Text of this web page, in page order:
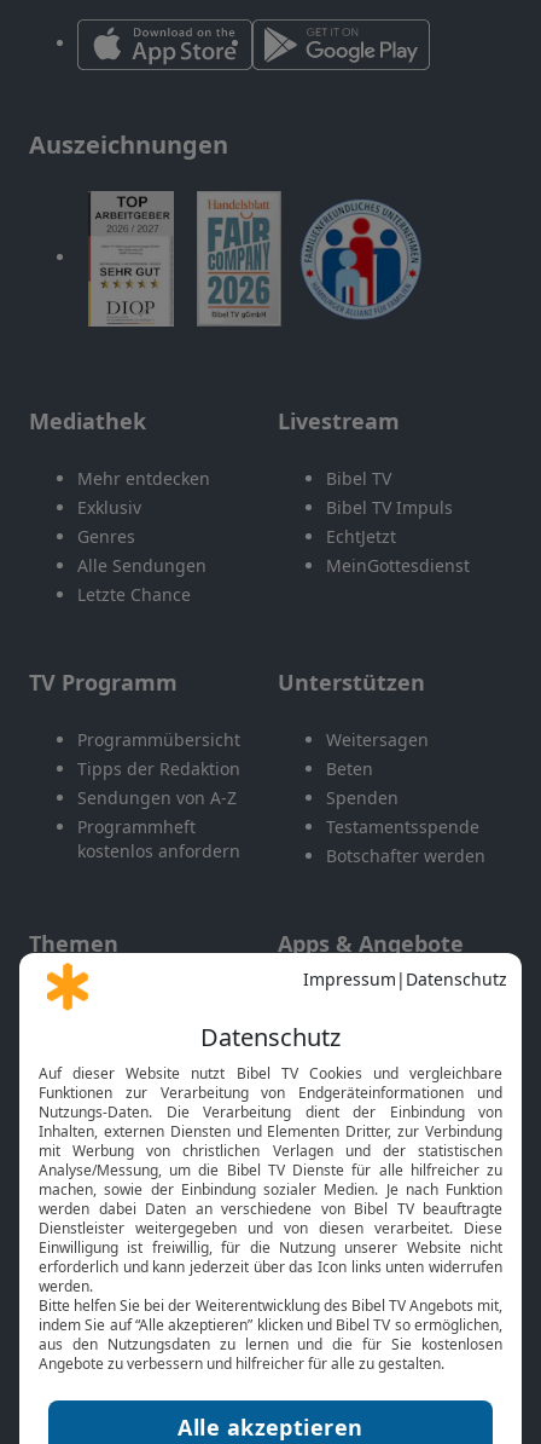
Auszeichnungen
Mediathek
Mehr entdecken
Exklusiv
Genres
Alle Sendungen
Letzte Chance
Livestream
Bibel TV
Bibel TV Impuls
EchtJetzt
MeinGottesdienst
TV Programm
Programmübersicht
Tipps der Redaktion
Sendungen von A-Z
Programmheft
kostenlos anfordern
Unterstützen
Weitersagen
Beten
Spenden
Testamentsspende
Botschafter werden
Themen
Gott und Bibel erklärt
Neuigkeiten
Apps & Angebote
Mobile App
Smart TV
HbbTV
Bibelthek Online-Bibel
Nächster Gottesdienst
Bibel TV
Über uns
Jobs
Mediadaten
Service
Kontakt
TV-Empfang